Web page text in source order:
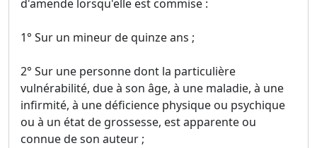
d'amende lorsqu'elle est commise :
1° Sur un mineur de quinze ans ;
2° Sur une personne dont la particulière
vulnérabilité, due à son âge, à une maladie, à une
infirmité, à une déficience physique ou psychique
ou à un état de grossesse, est apparente ou
connue de son auteur ;